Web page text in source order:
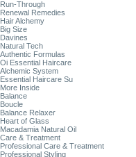
Run-Through
Renewal Remedies
Hair Alchemy
Big Size
Davines
Natural Tech
Authentic Formulas
Oi Essential Haircare
Alchemic System
Essential Haircare Su
More Inside
Balance
Boucle
Balance Relaxer
Heart of Glass
Macadamia Natural Oil
Care & Treatment
Professional Care & Treatment
Professional Styling